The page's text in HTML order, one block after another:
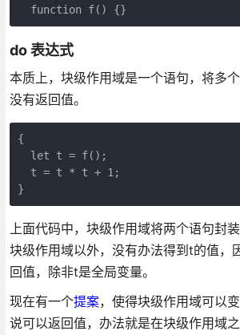
do 表达式
本质上，块级作用域是一个语句，将多个
没有返回值。
{
  let t = f();
  t = t * t + 1;
上面代码中，块级作用域将两个语句封
块级作用域以外，没有办法得到t的值，
回值，除非t是全局变量。
现在有一个提案，使得块级作用域可以
说可以返回值，办法就是在块级作用域